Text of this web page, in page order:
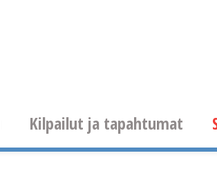
Kilpailut ja tapahtumat